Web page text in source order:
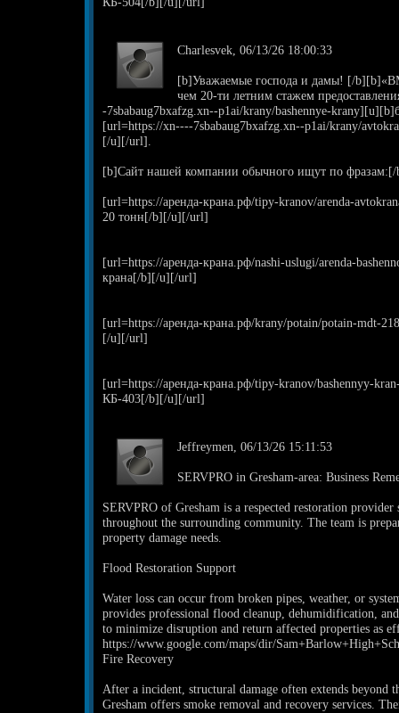
Charlesvek, 06/13/26 18:00:33
[b]Уважаемые господа и дамы! [/
чем 20-ти летним стажем
-7sbabaug7bxafzg.xn--p1ai/krany/bashennye-
[url=https://xn----7sbabaug7bxafzg.xn--p1ai/krany/
[/u][/url].
[b]Сайт нашей компании обычного ищут по
[url=https://аренда-крана.рф/tipy-kranov/arenda-
20 тонн[/b][/u][/url]
[url=https://аренда-крана.рф/nashi-uslugi/arenda-
крана[/b][/u][/url]
[url=https://аренда-крана.рф/krany/potain/potain-mdt-
[/u][/url]
[url=https://аренда-крана.рф/tipy-kranov/bashennyy-
КБ-403[/b][/u][/url]
Jeffreymen, 06/13/26 15:11:53
SERVPRO in Gresham-area: Business
SERVPRO of Gresham is a respected restoration provider
throughout the surrounding community. The team is
property damage needs.
Flood Restoration Support
Water loss can occur from broken pipes, weather, or
provides professional flood cleanup, dehumidification,
to minimize disruption and return affected properties as
https://www.google.com/maps/dir/
Fire Recovery
After a incident, structural damage often extends beyond
Gresham offers smoke removal and recovery services.